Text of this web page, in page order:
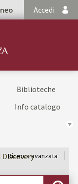
Accedi
Biblioteche
Info catalogo
Ricerca avanzata